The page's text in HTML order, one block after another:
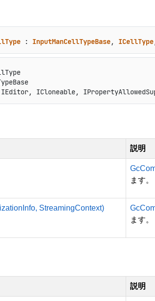
: InputManCellTypeBase, ICellType
ICloneable,
説明
ます。
StreamingContext)
ます。
説明